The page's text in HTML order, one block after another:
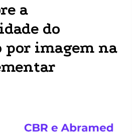
a
do
por imagem na